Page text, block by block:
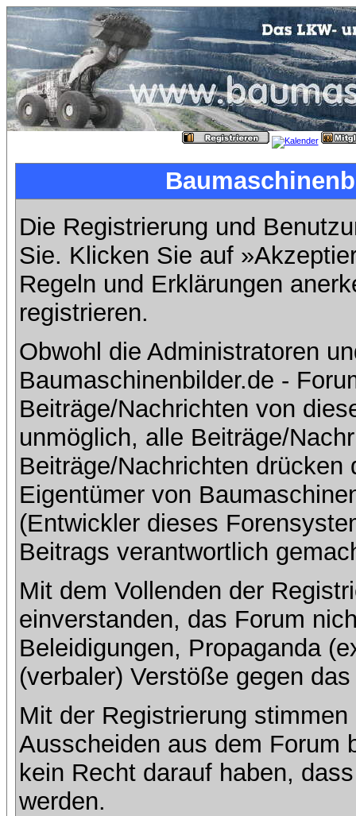
Die Registrierung und
Sie. Klicken Sie auf
Regeln und Erklärungen
registrieren.
Obwohl die Administratoren
Baumaschinenbilder.de -
Beiträge/Nachrichten von
unmöglich, alle Beiträge/
Beiträge/Nachrichten
Eigentümer von
(Entwickler dieses
Beitrags verantwortlich
Mit dem Vollenden der
einverstanden, das Forum
Beleidigungen, Propaganda
(verbaler) Verstöße gegen
Mit der Registrierung
Ausscheiden aus dem Forum
kein Recht darauf haben,
werden.